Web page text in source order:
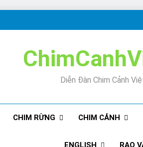
Diễn Đàn Chim Cảnh
CHIM RỪNG CHIM CẢNH
ENGLISH RAO